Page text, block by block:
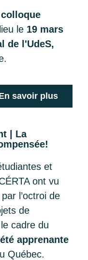
colloque
le 19 mars
de l'UdeS,
savoir plus
| La
et
ont vu
l’octroi de
de
cadre du
apprenante
Québec.